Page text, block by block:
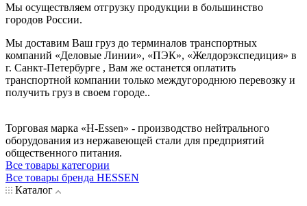
Мы осуществляем отгрузку продукции в большинство
городов России.
Мы доставим Ваш груз до терминалов транспортных
компаний «Деловые Линии», «ПЭК», «Желдорэкспедиция» в
г. Санкт-Петербурге , Вам же останется оплатить
транспортной компании только междугороднюю перевозку и
получить груз в своем городе..
Торговая марка «H-Essen» - производство нейтрального
оборудования из нержавеющей стали для предприятий
общественного питания.
Все товары категории
Все товары бренда HESSEN
Каталог